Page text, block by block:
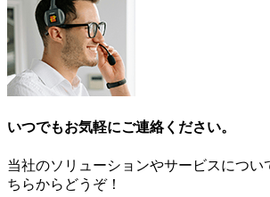
いつでもお気軽にご連絡ください。
当社のソリューションやサービスについ
ちらからどうぞ！